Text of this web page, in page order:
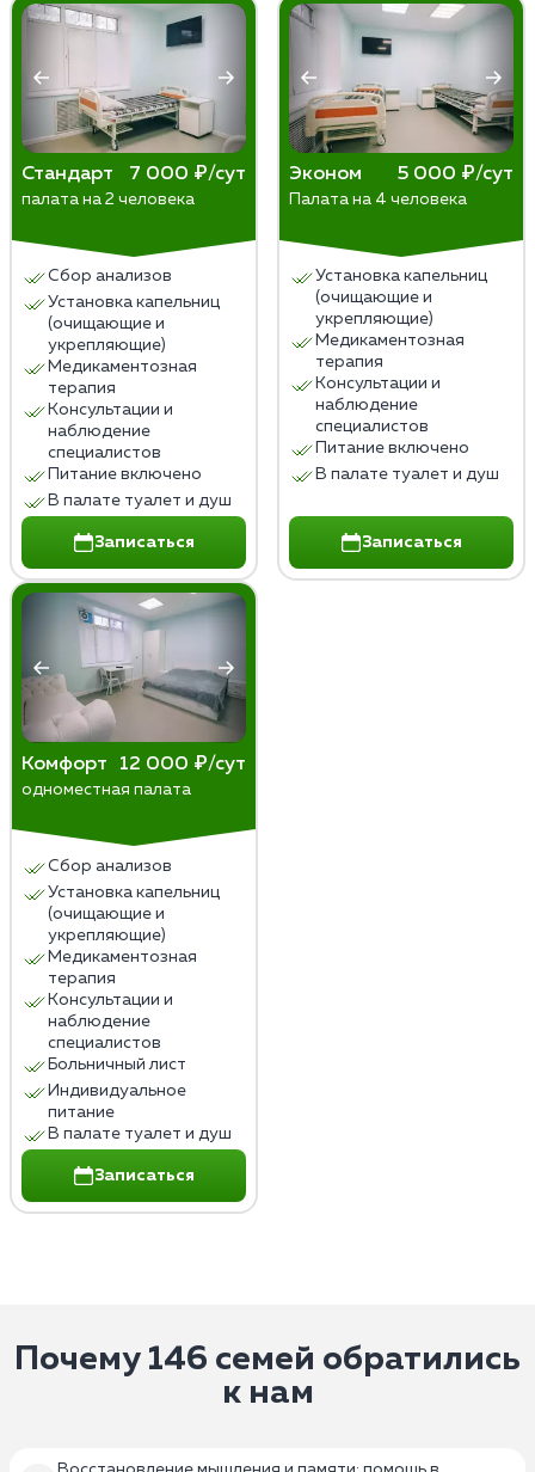
изменение образа жизни. Раннее обращение
специалистов увеличивает шансы на успешное
выздоровление.
Стандарт 7 000 ₽/сут
палата на 2 человека
Сбор анализов
Установка капельниц
(очищающие и
укрепляющие)
Медикаментозная
терапия
Консультации и
наблюдение
специалистов
Питание включено
В палате туалет и душ
Записаться
Эконом 5 000 ₽/сут
Палата на 4 человека
Установка капельниц
(очищающие и
укрепляющие)
Медикаментозная
терапия
Консультации и
наблюдение
специалистов
Питание включено
В палате туалет и душ
Записаться
Комфорт 12 000 ₽/сут
одноместная палата
Сбор анализов
Установка капельниц
(очищающие и
укрепляющие)
Медикаментозная
терапия
Консультации и
наблюдение
специалистов
Больничный лист
Индивидуальное
питание
В палате туалет и душ
Записаться
Почему 146 семей обратились
к нам